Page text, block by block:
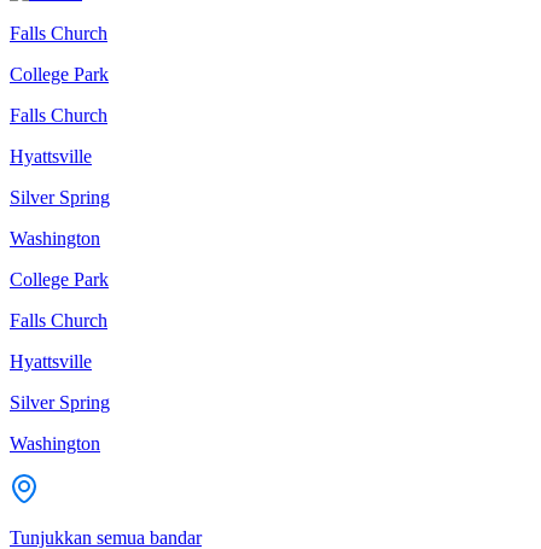
Falls Church
College Park
Falls Church
Hyattsville
Silver Spring
Washington
College Park
Falls Church
Hyattsville
Silver Spring
Washington
Tunjukkan semua bandar